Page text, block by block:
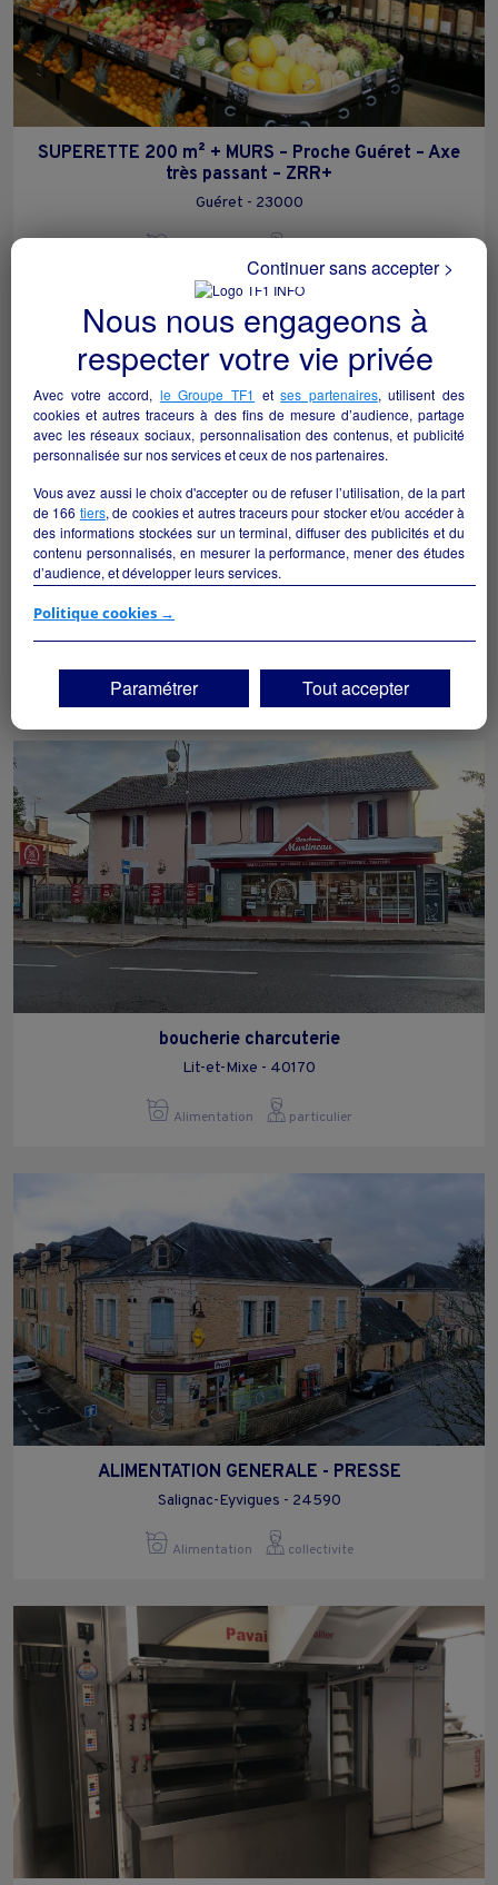
SUPERETTE 200 m² + MURS – Proche Guéret – Axe
très passant – ZRR+
Guéret - 23000
[VIVAL] Grande épicerie à reprendre vers LIMOGES
Alimentation particulier
boucherie charcuterie
Lit-et-Mixe - 40170
Alimentation particulier
ALIMENTATION GENERALE - ¨PRESSE
Salignac-Eyvigues - 24590
Alimentation collectivite
Nous nous engageons à
respecter votre vie privée
Avec votre accord, le Groupe TF1 etses partenaires, utilisent des
cookies et autres traceurs à des fins de mesure d’audience, partage
avec les réseaux sociaux, personnalisation des contenus, et publicité
personnalisée sur nos services et ceux de nos partenaires.
Vous avez aussi le choix d'accepter ou de refuser l’utilisation, de la part
de 166 tiers, de cookies et autres traceurs pour stocker et/ou accéder à
des informations stockées sur un terminal, diffuser des publicités et du
contenu personnalisés, en mesurer la performance, mener des études
d’audience, et développer leurs services.
Si vous continuez sans accepter, les fonctionnalités liées à la
vos centres d'intérêt. Seuls lescookies/traceurs techniquesseront
déposés et lus sur votre terminal.
Vous pouvez exprimer vos choix en cliquant sur "Tout accepter",
"Continuer sans accepter" ou "Paramétrer", et les modifier à tout
moment en cliquant sur le lien "Paramétrez vos choix" situé en bas de
Politique cookies →
Paramétrer
Continuer sans accepter >
Tout accepter